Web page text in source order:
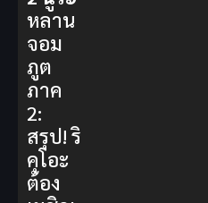
หลาน
จอม
ภูต
ภาค
2:
สรุป! ริ
คุโอะ
ต้อง